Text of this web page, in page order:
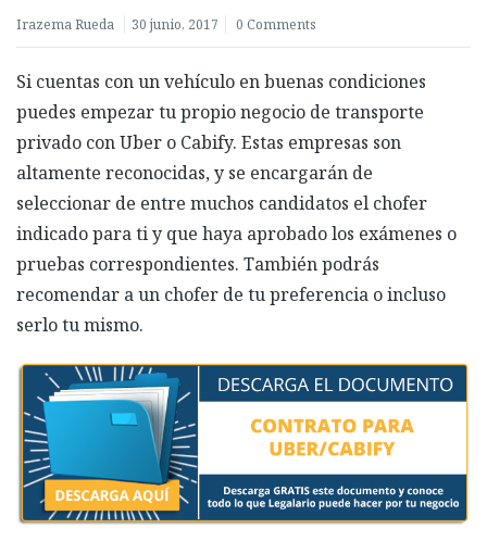
Irazema Rueda 30 junio, 2017 0 Comments
Si cuentas con un vehículo en buenas condiciones
puedes empezar tu propio negocio de transporte
privado con Uber o Cabify. Estas empresas son
altamente reconocidas, y se encargarán de
seleccionar de entre muchos candidatos el chofer
indicado para ti y que haya aprobado los exámenes o
pruebas correspondientes. También podrás
recomendar a un chofer de tu preferencia o incluso
serlo tu mismo.